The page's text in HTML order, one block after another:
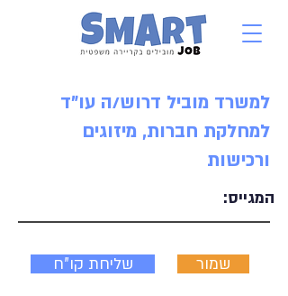
למשרד מוביל דרוש/ה עו"ד
למחלקת חברות, מיזוגים
ורכישות
המגייס:
שליחת קו"ח שמור